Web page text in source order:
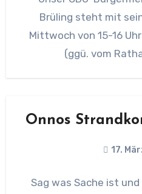
Brüling steht mit
Mittwoch von 15-16
(ggü. vom
Onnos
17.
Sag was Sache ist und